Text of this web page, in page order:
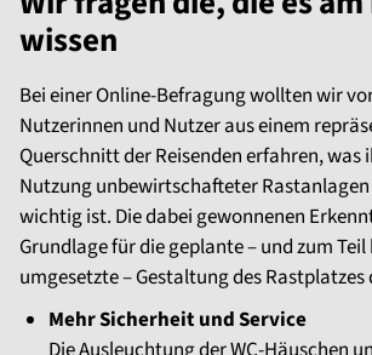
wissen
Bei einer Online-Befragung wollten wir
Nutzerinnen und Nutzer aus einem
Querschnitt der Reisenden erfahren, was
Nutzung unbewirtschafteter
wichtig ist. Die dabei gewonnenen
Grundlage für die geplante – und zum
umgesetzte – Gestaltung des Rastplatzes
Mehr Sicherheit und Service